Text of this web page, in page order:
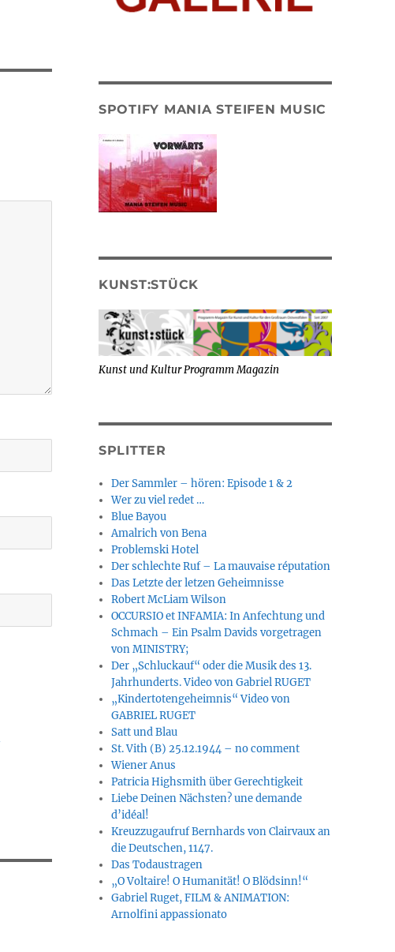
SPOTIFY MANIA STEIFEN MUSIC
KUNST:STÜCK
Kunst und Kultur Programm Magazin
SPLITTER
Der Sammler – hören: Episode 1 & 2
Wer zu viel redet …
Blue Bayou
Amalrich von Bena
Problemski Hotel
Der schlechte Ruf – La mauvaise réputation
Das Letzte der letzen Geheimnisse
Robert McLiam Wilson
OCCURSIO et INFAMIA: In Anfechtung und
Schmach – Ein Psalm Davids vorgetragen
von MINISTRY;
Der „Schluckauf“ oder die Musik des 13.
Jahrhunderts. Video von Gabriel RUGET
„Kindertotengeheimnis“ Video von
GABRIEL RUGET
Satt und Blau
St. Vith (B) 25.12.1944 – no comment
Wiener Anus
Patricia Highsmith über Gerechtigkeit
Liebe Deinen Nächsten? une demande
d’idéal!
Kreuzzugaufruf Bernhards von Clairvaux an
die Deutschen, 1147.
Das Todaustragen
„O Voltaire! O Humanität! O Blödsinn!“
Gabriel Ruget, FILM & ANIMATION:
Arnolfini appassionato